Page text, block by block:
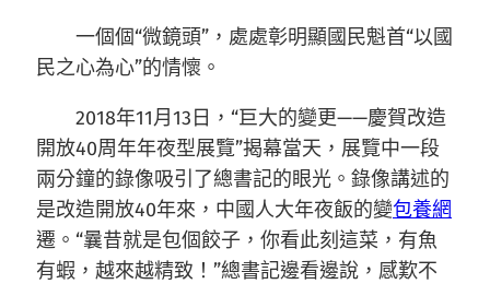
一個個“微鏡頭”，處處彰明顯國民魁首“以國
民之心為心”的情懷。
2018年11月13日，“巨大的變更——慶賀改造
開放40周年年夜型展覽”揭幕當天，展覽中一段
兩分鐘的錄像吸引了總書記的眼光。錄像講述的
是改造開放40年來，中國人大年夜飯的變包養網
遷。“曩昔就是包個餃子，你看此刻這菜，有魚
有蝦，越來越精致！”總書記邊看邊說，感歎不